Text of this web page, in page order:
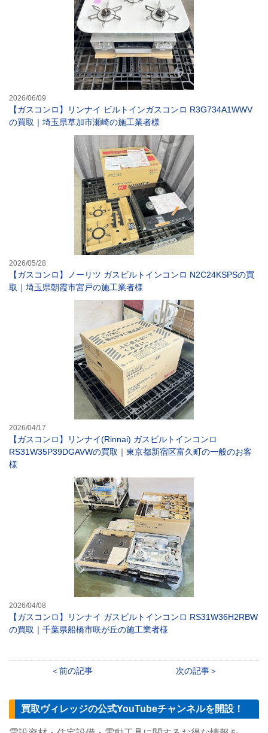
2026/06/09
【ガスコンロ】リンナイ ビルトインガスコンロ R3G734A1WWV
の買取｜埼玉県草加市瀬崎の施工業者様
2026/05/28
【ガスコンロ】ノーリツ ガスビルトインコンロ N2C24KSPSの買
取｜埼玉県朝霞市宮戸の施工業者様
2026/04/17
【ガスコンロ】リンナイ(Rinnai) ガスビルトインコンロ
RS31W35P39DGAVWの買取｜東京都新宿区富久町の一般のお客
様
2026/04/08
【ガスコンロ】リンナイ ガスビルトインコンロ RS31W36H2RBW
の買取｜千葉県船橋市咲が丘の施工業者様
前の記事 次の記事
買取ヴィレッジの公式YouTubeチャンネルを開設！